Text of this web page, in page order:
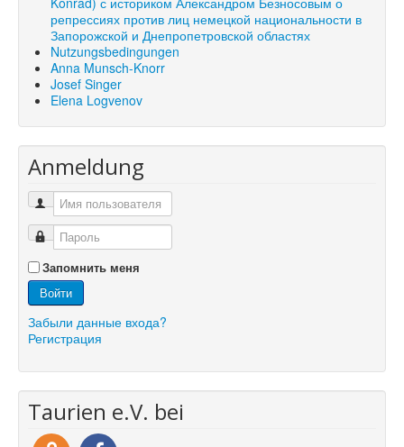
репрессиях против лиц немецкой национальности в
Запорожской и Днепропетровской областях
Nutzungsbedingungen
Anna Munsch-Knorr
Josef Singer
Elena Logvenov
Anmeldung
Запомнить меня
Войти
Забыли данные входа?
Регистрация
Taurien e.V. bei